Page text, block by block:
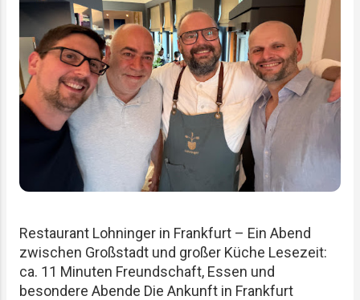
Restaurant Lohninger in Frankfurt – Ein Abend
zwischen Großstadt und großer Küche Lesezeit:
ca. 11 Minuten Freundschaft, Essen und
besondere Abende Die Ankunft in Frankfurt